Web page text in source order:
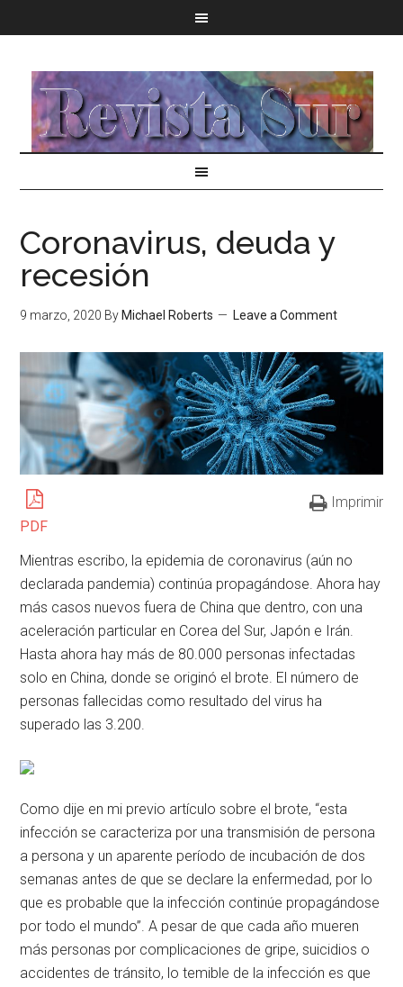
Coronavirus, deuda y
recesión
9 marzo, 2020 By Michael Roberts Leave a Comment
PDF
Imprimir
Mientras escribo, la epidemia de coronavirus (aún no
declarada pandemia) continúa propagándose. Ahora hay
más casos nuevos fuera de China que dentro, con una
aceleración particular en Corea del Sur, Japón e Irán.
Hasta ahora hay más de 80.000 personas infectadas
solo en China, donde se originó el brote. El número de
personas fallecidas como resultado del virus ha
superado las 3.200.
Como dije en mi previo artículo sobre el brote, “esta
infección se caracteriza por una transmisión de persona
a persona y un aparente período de incubación de dos
semanas antes de que se declare la enfermedad, por lo
que es probable que la infección continúe propagándose
por todo el mundo”. A pesar de que cada año mueren
más personas por complicaciones de gripe, suicidios o
accidentes de tránsito, lo temible de la infección es que